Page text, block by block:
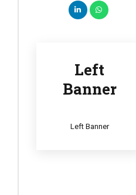
Left
Banner
Left Banner